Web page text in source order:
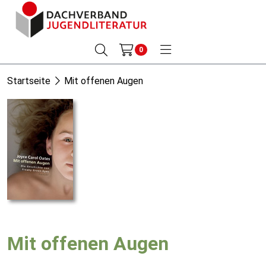
0
Startseite Mit offenen Augen
Mit offenen Augen